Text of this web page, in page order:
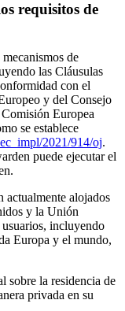
requisitos de
de
las Cláusulas
con el
y del Consejo
Europea
se establece
2021/914/oj.
puede ejecutar el
actualmente alojados
y la Unión
incluyendo
Europa y el mundo,
sobre la residencia de
privada en su